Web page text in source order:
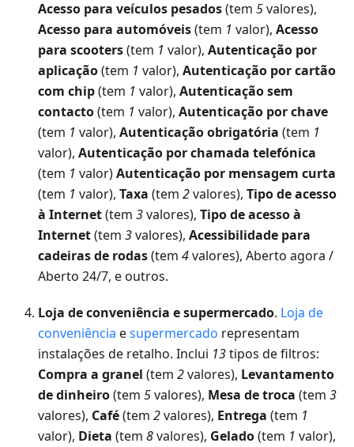
Acesso para veículos pesados(tem 5valores),
Acesso para automóveis(tem 1 valor), Acesso
para scooters(tem 1 valor), Autenticação por
aplicação(tem 1 valor), Autenticação por cartão
com chip(tem 1 valor), Autenticação sem
contacto(tem 1 valor), Autenticação por chave
(tem 1 valor), Autenticação obrigatória (tem 1
valor), Autenticação por chamada telefónica
(tem 1 valor)Autenticação por mensagem curta
(tem 1 valor), Taxa (tem 2valores), Tipo de acesso
à Internet(tem 3valores), Tipo de acesso à
Internet(tem 3valores), Acessibilidade para
cadeiras de rodas(tem 4valores), Aberto agora /
Aberto 24/7, e outros.
Loja de conveniência e supermercado. Loja de
conveniência esupermercado representam
instalações de retalho. Inclui 13tipos de filtros:
Compra a granel (tem 2valores), Levantamento
de dinheiro(tem 5valores), Mesa de troca (tem 3
valores), Café(tem 2valores), Entrega (tem 1
valor), Dieta (tem 8valores), Gelado(tem 1 valor),